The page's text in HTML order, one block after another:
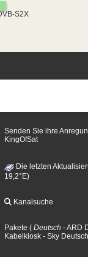
S2X
Senden Sie ihre
KingOfSat
Die letzten
19,2°E)
Kanalsuche
Pakete ( Deutsch - ARD
Kabelkiosk - Sky